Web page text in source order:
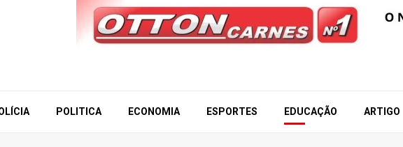
POLITICA ECONOMIA ESPORTES EDUCAÇÃO ARTIGO